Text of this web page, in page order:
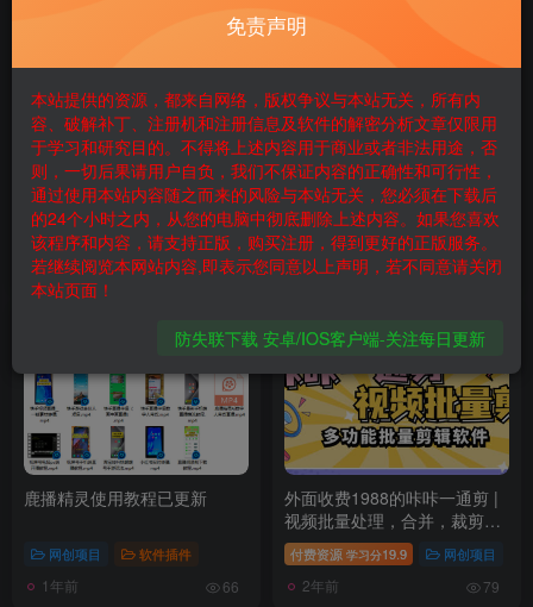
外面收费688的正版放飞直播
转播录播神器，不限流防封号
支持多平台直播软件【直播脚
本+使用教程】
付费资源 学习分19.9 软件插件
2个月前 42
一台手机撬动无人直播新时
代：AI矩阵带货、团购、小时
达全搞定
付费资源 学习分200 商用正版
2个月前 53
鹿播精灵使用教程已更新
网创项目 软件插件
1年前 66
外面收费1988的咔咔一通剪 |
视频批量处理，合并，裁剪，
转图片，视频去重等功能【软
件卡密+详细教程】
付费资源 学习分19.9 网创项目
2年前 79
免责声明
本站提供的资源，都来自网络，版权争议与本站无关，所有内
容、破解补丁、注册机和注册信息及软件的解密分析文章仅限用
于学习和研究目的。不得将上述内容用于商业或者非法用途，否
则，一切后果请用户自负，我们不保证内容的正确性和可行性，
通过使用本站内容随之而来的风险与本站无关，您必须在下载后
的24个小时之内，从您的电脑中彻底删除上述内容。如果您喜欢
该程序和内容，请支持正版，购买注册，得到更好的正版服务。
若继续阅览本网站内容,即表示您同意以上声明，若不同意请关闭
本站页面！
防失联下载 安卓/IOS客户端-关注每日更新